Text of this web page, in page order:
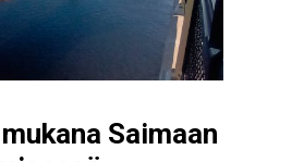
Saimaan